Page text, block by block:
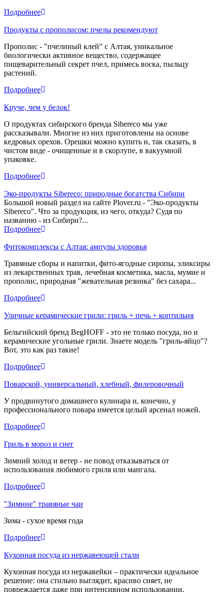
Подробнее
Продукты с прополисом: пчелы рекомендуют
Прополис - "пчелиный клей" с Алтая, уникальное
биологически активное вещество, содержащее
пищеварительный секрет пчел, примесь воска, пыльцу
растений.
Подробнее
Круче, чем у белок!
О продуктах сибирского бренда Sibereco мы уже
рассказывали. Многие из них приготовлены на основе
кедровых орехов. Орешки можно купить и, так сказать, в
чистом виде - очищенные и в скорлупе, в вакуумной
упаковке.
Подробнее
Эко-продукты Sibereco: природные богатства Сибири
Большой новый раздел на сайте Plover.ru - "Эко-продукты
Sibereco". Что за продукция, из чего, откуда? Судя по
названию - из Сибири?...
Подробнее
Фитокомплексы с Алтая: ампулы здоровья
Травяные сборы и напитки, фито-ягодные сиропы, эликсиры
из лекарственных трав, лечебная косметика, масла, мумие и
прополис, природная "жевательная резинка" без сахара...
Подробнее
Уличные керамические грили: гриль + печь + коптильня
Бельгийский бренд BegHOFF - это не только посуда, но и
керамические угольные грили. Знаете модель "гриль-яйцо"?
Вот, это как раз такие!
Подробнее
Поварской, универсальный, хлебный, филеровочный
У продвинутого домашнего кулинара и, конечно, у
профессионального повара имеется целый арсенал ножей.
Подробнее
Гриль в мороз и снег
Зимний холод и ветер - не повод отказываться от
использования любимого гриля или мангала.
Подробнее
"Зимние" травяные чаи
Зима - сухое время года
Подробнее
Кухонная посуда из нержавеющей стали
Кухонная посуда из нержавейки – практически идеальное
решение: она стильно выглядит, красиво сияет, не
повреждается даже при интенсивном использовании.